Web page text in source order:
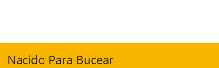
Nacido Para Bucear